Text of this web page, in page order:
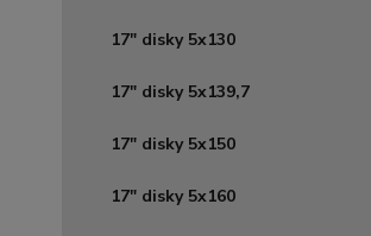
17" disky 5x130
17" disky 5x139,7
17" disky 5x150
17" disky 5x160